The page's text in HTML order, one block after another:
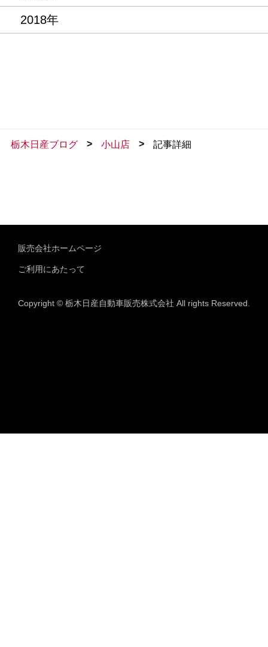
2018年
栃木日産ブログ > 小山店 > 記事詳細
販売会社ホームページ
ご利用にあたって
Copyright © 栃木日産自動車販売株式会社 All rights Reserved.